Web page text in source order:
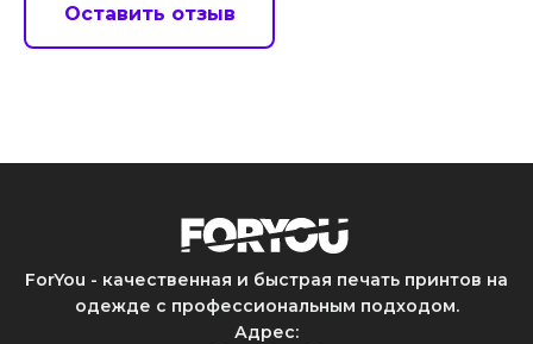
Оставить отзыв
ForYou - качественная и быстрая печать принтов на
одежде с профессиональным подходом.
Адрес: